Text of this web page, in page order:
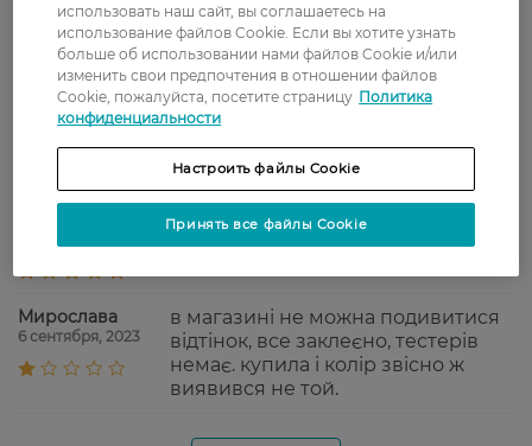
Тетяна
1 апреля, 2024
Натуральный беж для смуглых или
летом под загар. Светлый беж - для
светлокожих. Очень нравится,
пользуюсь более полугода. Не
сушит кожу. Мне поры не забивает.
Перекрывает не сильно, но
держится весь день.
Запах класний. На шкірі виглядає
дуже добре.
Мирослава
6 сентября, 2023
в магазині не можна подивитися
відтінок, все заклеєно, тестерів
немає. купила і колір звісно ж
виявився не той.
использовать наш сайт, вы соглашаетесь на
использование файлов Cookie. Если вы хотите узнать
больше об использовании нами файлов Cookie и/или
изменить свои предпочтения в отношении файлов
Cookie, пожалуйста, посетите страницу Политика
конфиденциальности
Настроить файлы Cookie
Принять все файлы Cookie